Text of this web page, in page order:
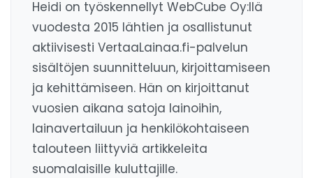
Heidi on työskennellyt WebCube Oy:llä
vuodesta 2015 lähtien ja osallistunut
aktiivisesti VertaaLainaa.fi-palvelun
sisältöjen suunnitteluun, kirjoittamiseen
ja kehittämiseen. Hän on kirjoittanut
vuosien aikana satoja lainoihin,
lainavertailuun ja henkilökohtaiseen
talouteen liittyviä artikkeleita
suomalaisille kuluttajille.